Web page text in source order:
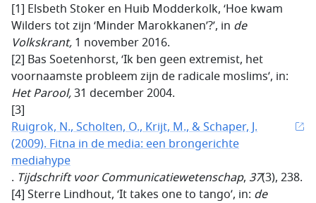
[1] Elsbeth Stoker en Huib Modderkolk, ‘Hoe kwam
Wilders tot zijn ‘Minder Marokkanen’?’, in de
Volkskrant, 1 november 2016.
[2] Bas Soetenhorst, ‘Ik ben geen extremist, het
voornaamste probleem zijn de radicale moslims’, in:
Het Parool,31 december 2004.
[3]
Ruigrok, N., Scholten, O., Krijt, M., & Schaper, J.
(2009). Fitna in de media: een brongerichte
mediahype
. Tijdschrift voor Communicatiewetenschap, 37(3), 238.
[4] Sterre Lindhout, ‘It takes one to tango’, in: de